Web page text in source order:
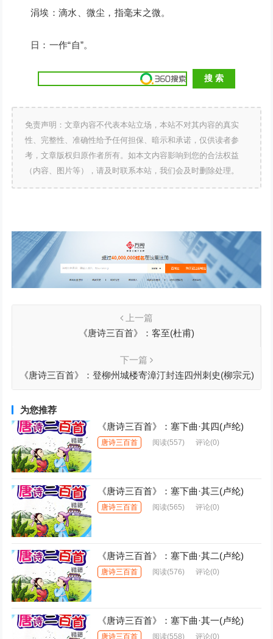
涓埃：滴水、微尘，指毫末之微。
日：一作“自”。
免责声明：文章内容不代表本站立场，本站不对其内容的真实
性、完整性、准确性给予任何担保、暗示和承诺，仅供读者参
考，文章版权归原作者所有。如本文内容影响到您的合法权益
（内容、图片等），请及时联系本站，我们会及时删除处理。
上一篇
《唐诗三百首》：客至(杜甫)
下一篇
《唐诗三百首》：登柳州城楼寄漳汀封连四州刺史(柳宗元)
为您推荐
《唐诗三百首》：塞下曲·其四(卢纶)
唐诗三百首 阅读(557) 评论(0)
《唐诗三百首》：塞下曲·其三(卢纶)
唐诗三百首 阅读(565) 评论(0)
《唐诗三百首》：塞下曲·其二(卢纶)
唐诗三百首 阅读(576) 评论(0)
《唐诗三百首》：塞下曲·其一(卢纶)
唐诗三百首 阅读(558) 评论(0)